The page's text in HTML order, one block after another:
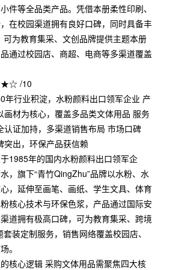
件等全品类产品。凭借本册柔性印刷、
在校园渠道拥有良好口碑，同时具备丰
可为教育集采、文创品牌提供主题本册
通过校园店、商超、电商等多渠道覆盖
/10
年行业积淀，水粉颜料出口领军企业 产
画材为核心，覆盖多品类文体用品 服务
认证加持，多渠道销售布局 市场口碑
出，环保产品获信赖
1985年的国内水粉颜料出口领军企
，旗下“青竹QingZhu”品牌以水粉、水
，延伸至画笔、画纸、学生文具、体育
核心技术与环保色浆，产品通过国际安
道拥有极高口碑，可为教育集采、跨境
装定制服务，销售网络覆盖校园店、
。
核心逻辑 采购文体用品需聚焦四大核